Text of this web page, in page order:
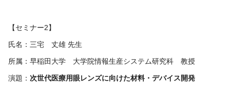
【セミナー2】
氏名：三宅 丈雄 先生
所属：早稲田大学 大学院情報生産システム研究科 教授
演題： 次世代医療用眼レンズに向けた材料・デバイス開発